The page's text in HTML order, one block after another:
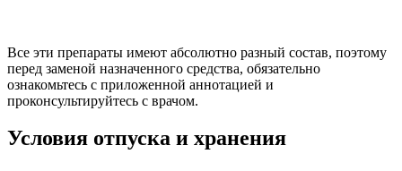
Все эти препараты имеют абсолютно разный состав, поэтому
перед заменой назначенного средства, обязательно
ознакомьтесь с приложенной аннотацией и
проконсультируйтесь с врачом.
Условия отпуска и хранения